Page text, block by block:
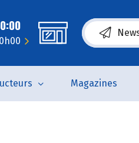
(s’ouvre
Magazines